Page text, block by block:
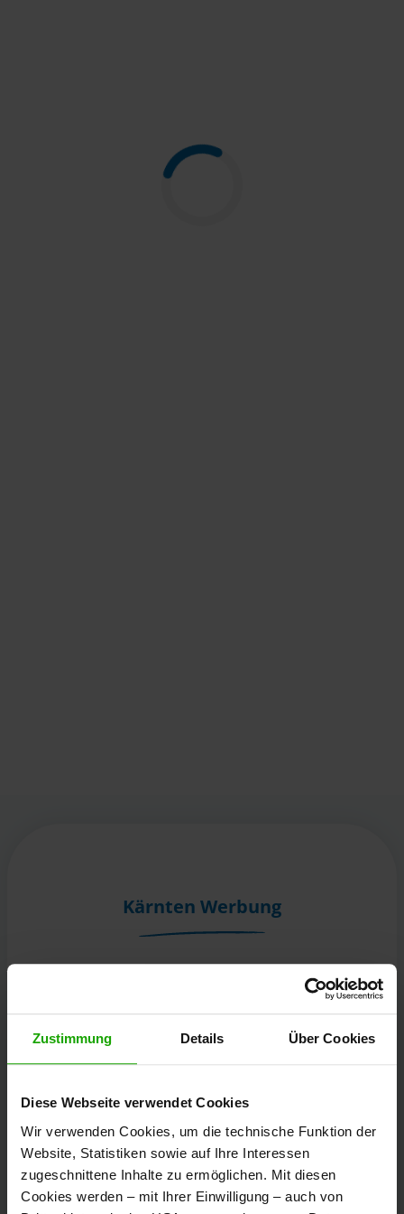
Zustimmung Details Über Cookies
Diese Webseite verwendet Cookies
Wir verwenden Cookies, um die technische Funktion der
Website, Statistiken sowie auf Ihre Interessen
zugeschnittene Inhalte zu ermöglichen. Mit diesen
Cookies werden – mit Ihrer Einwilligung – auch von
Kärnten Werbung
Österreich
+43/463/3000
info@kaernten.at
Bleibe informiert!